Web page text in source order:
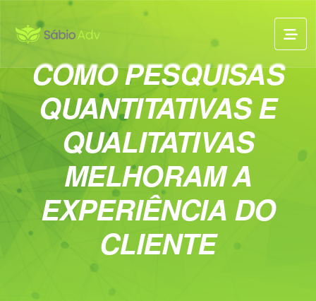
COMO PESQUISAS
QUANTITATIVAS E
QUALITATIVAS
MELHORAM A
EXPERIÊNCIA DO
CLIENTE